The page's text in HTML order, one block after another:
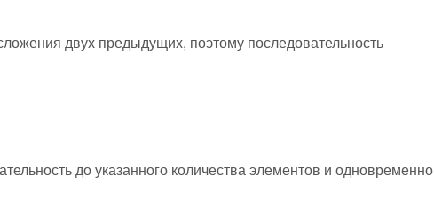
двух предыдущих, поэтому последовательность
до указанного количества элементов и одновременно